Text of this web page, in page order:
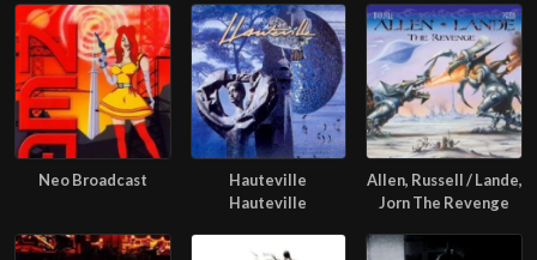
Neo Broadcast
Hauteville
Hauteville
Allen, Russell / Lande,
Jorn The Revenge